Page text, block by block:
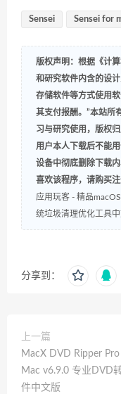
Sensei Sensei for
版权声明：根据《计
和研究软件内含的设
存储软件等方式使用
其支付报酬。”本站所
习与研究使用，版权
用户本人下载后不能
设备中彻底删除下载
喜欢该程序，请购买
应用玩客 - 精品
统垃圾清理优化工具
分享到：
上一篇
MacX DVD Ripper
Mac v6.9.0 专业DVD
件中文版